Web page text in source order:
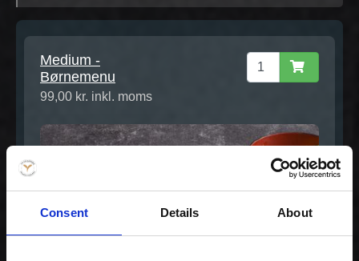
Consent Details About
Medium -
Børnemenu
99,00 kr. inkl. moms